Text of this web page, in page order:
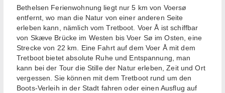
Bethelsen Ferienwohnung liegt nur 5 km von Voersø
entfernt, wo man die Natur von einer anderen Seite
erleben kann, nämlich vom Tretboot. Voer Å ist schiffbar
von Skæve Brücke im Westen bis Voer Sø im Osten, eine
Strecke von 22 km. Eine Fahrt auf dem Voer Å mit dem
Tretboot bietet absolute Ruhe und Entspannung, man
kann bei der Tour die Stille der Natur erleben, Zeit und Ort
vergessen. Sie können mit dem Tretboot rund um den
Boots-Verleih in der Stadt fahren oder einen Ausflug auf